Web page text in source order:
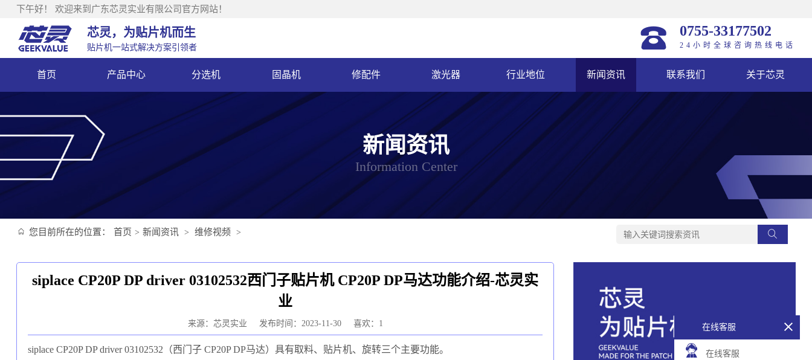
下午好！ 欢迎来到广东芯灵实业有限公司官方网站！
芯灵，为贴片机而生
贴片机一站式解决方案引领者
0755-33177502
24小时全球咨询热线电话
首页 产品中心 分选机 固晶机 修配件 激光器 行业地位 新闻资讯 联系我们 关于芯灵
新闻资讯
Information Center
您目前所在的位置： 首页 > 新闻资讯 > 维修视频 >
siplace CP20P DP driver 03102532西门子贴片机 CP20P DP马达功能介绍-芯灵实
业
来源：芯灵实业 发布时间：2023-11-30 喜欢：1
siplace CP20P DP driver 03102532（西门子CP20P DP马达）具有取料、贴片机、旋转三个主要功能。
在线客服
在线客服